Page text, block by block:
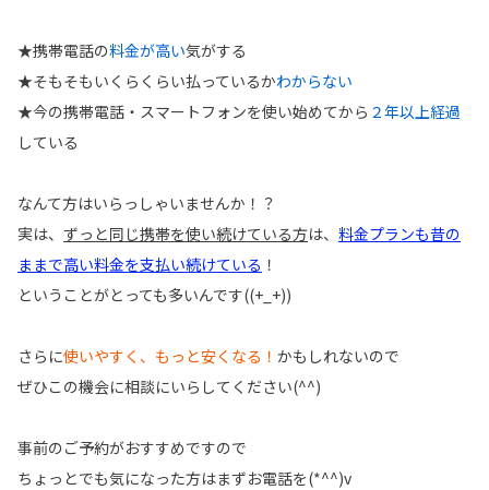
★携帯電話の料金が高い気がする
★そもそもいくらくらい払っているかわからない
★今の携帯電話・スマートフォンを使い始めてから ２年以上経過
している
なんて方はいらっしゃいませんか！？
実は、 ずっと同じ携帯を使い続けている方は、 料金プランも昔の
ままで高い料金を支払い続けている ！
ということがとっても多いんです((+_+))
さらに使いやすく、もっと安くなる！ かもしれないので
ぜひこの機会に相談にいらしてください(^^)
事前のご予約がおすすめですので
ちょっとでも気になった方はまずお電話を(*^^)v